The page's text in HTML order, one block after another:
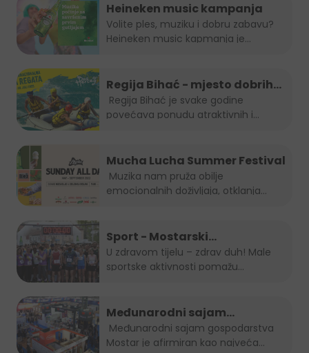
Heineken music kampanja
Volite ples, muziku i dobru zabavu?
Heineken music kapmanja je...
Regija Bihać - mjesto dobrih
evenata
povećava ponudu atraktivnih i...
Mucha Lucha Summer Festival
emocionalnih doživljaja, otklanja
Sport - Mostarski
polumaraton, Sara 5K, Zenički
cener i Kiseljak open
U zdravom tijelu – zdrav duh! Male
sportske aktivnosti pomažu...
Međunarodni sajam
gospodarstva Mostar 2022.
Mostar je afirmiran kao najveća...